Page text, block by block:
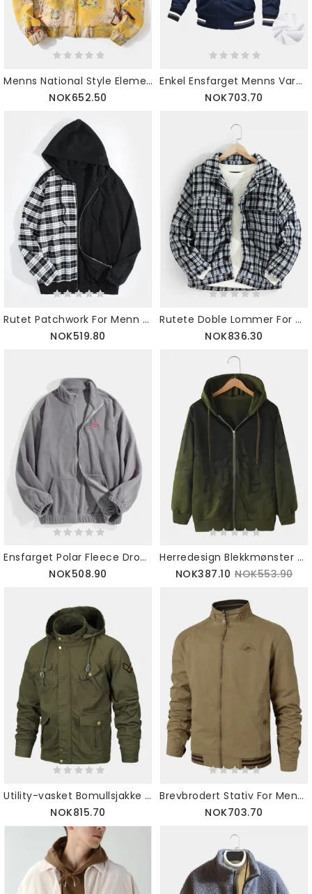
Menns National Style Element Elastisk Hem Glidelås Uformell Semsket Skinnjakke
NOK652.50
Enkel Ensfarget Menns Varm Plysjfôret Jakke Med Lomme
NOK703.70
Rutet Patchwork For Menn Langermet Hettejakke Med Glidelås Med Lomme
NOK519.80
Rutete Doble Lommer For Menn Ulljakke Med Tykke Knapper
NOK836.30
Ensfarget Polar Fleece Drop Shoulder-jakke For Menn Med Lomme
NOK508.90
Herredesign Blekkmønster Hettegenserjakke Med Glidelås Med Sidelomme
NOK387.10 NOK553.90
Utility-vasket Bomullsjakke Med Flere Lommer For Menn Med Avtagbar Hette
NOK815.70
Brevbrodert Stativ For Menn Vendbar Fritidsjakke I Bomull
NOK703.70